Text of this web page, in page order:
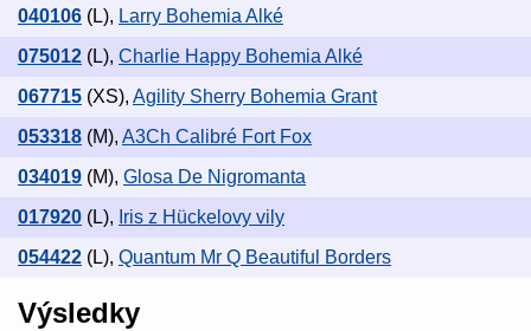
040106 (L), Larry Bohemia Alké
075012 (L), Charlie Happy Bohemia Alké
067715 (XS), Agility Sherry Bohemia Grant
053318 (M), A3Ch Calibré Fort Fox
034019 (M), Glosa De Nigromanta
017920 (L), Iris z Hückelovy vily
054422 (L), Quantum Mr Q Beautiful Borders
Výsledky